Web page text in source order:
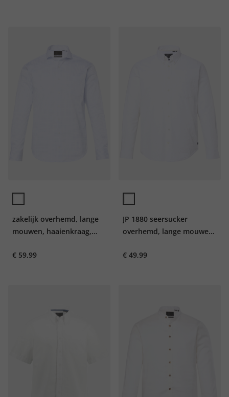
zakelijk overhemd, lange
mouwen, haaienkraag,
motief, tot 8XL
€ 59,99
JP 1880 seersucker
overhemd, lange mouwen,
Modern Fit, tot 8XL
€ 49,99